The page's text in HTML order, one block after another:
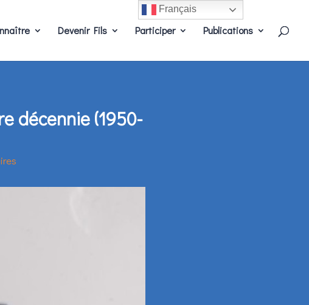
Devenir Fils Participer Publications
décennie (1950-
Français